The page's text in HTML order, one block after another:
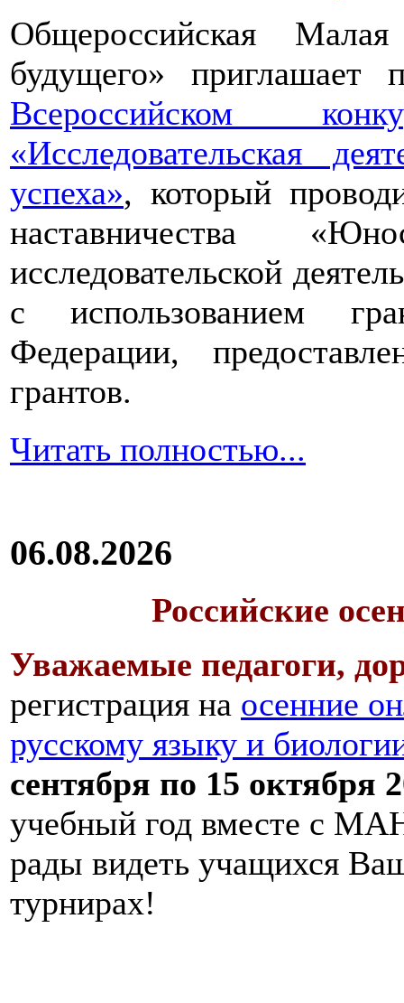
Общероссийская
будущего» приглашает
Всероссийском
«Исследовательская
успеха», который
наставничества
исследовательской
с использованием
Федерации,
грантов.
Читать полностью...
06.08.2026
Российские
Уважаемые педагоги,
регистрация на осенние
русскому языку и
сентября по 15 октября
учебный год вместе с
рады видеть учащихся
турнирах!